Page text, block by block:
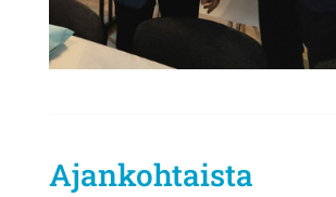
Ajankohtaista